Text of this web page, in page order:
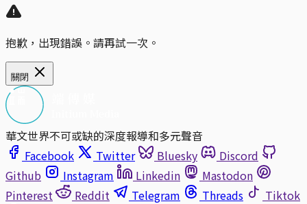
抱歉，出現錯誤。請再試一次。
關閉
華文世界不可或缺的深度報導和多元聲音
Facebook
Twitter Bluesky
Discord
Github
Instagram Linkedin
Mastodon
Pinterest
Reddit Telegram Threads
Tiktok